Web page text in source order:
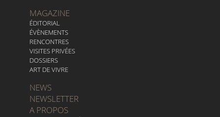
MAGAZINE
ÉDITORIAL
ÉVÈNEMENTS
RENCONTRES
VISITES PRIVÉES
DOSSIERS
ART DE VIVRE
NEWS
NEWSLETTER
A PROPOS